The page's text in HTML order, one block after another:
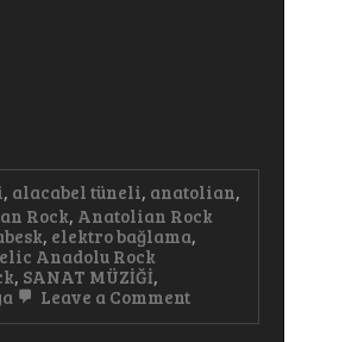
, alacabel tüneli, anatolian,
Rock, Anatolian Rock
, elektro bağlama,
Anadolu Rock
, SANAT MÜZİĞİ,
Leave a Commenton